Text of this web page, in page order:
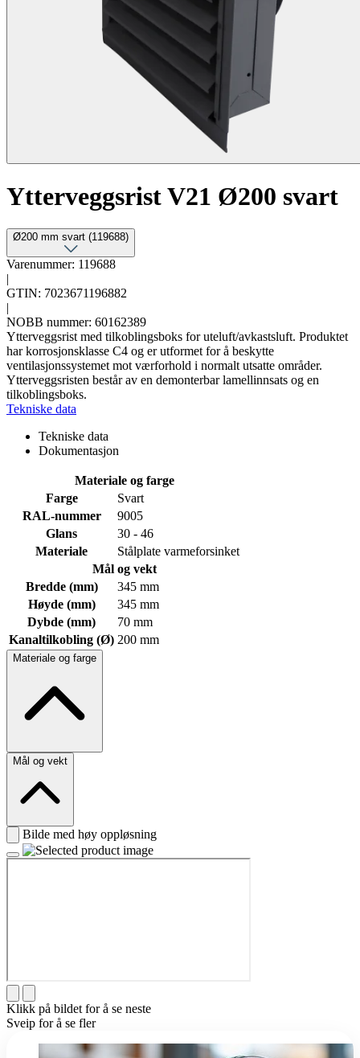
Ytterveggsrist V21 Ø200 svart
Ø200 mm svart (119688)
Varenummer: 119688
|
GTIN: 7023671196882
|
NOBB nummer: 60162389
Ytterveggsrist med tilkoblingsboks for uteluft/avkastsluft. Produktet
har korrosjonsklasse C4 og er utformet for å beskytte
ventilasjonssystemet mot værforhold i normalt utsatte områder.
Ytterveggsristen består av en demonterbar lamellinnsats og en
tilkoblingsboks.
Tekniske data
Tekniske data
Dokumentasjon
Materiale og farge
Farge
Svart
RAL-nummer
9005
Glans
30 - 46
Materiale
Stålplate varmeforsinket
Mål og vekt
Bredde (mm)
345 mm
Høyde (mm)
345 mm
Dybde (mm)
70 mm
Kanaltilkobling (Ø) 200 mm
Materiale og farge
Mål og vekt
Bilde med høy oppløsning
Klikk på bildet for å se neste
Sveip for å se fler